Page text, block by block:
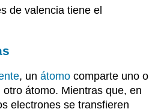
de valencia tiene el
, unátomo comparte uno o
átomo. Mientras que, en
electrones se transfieren